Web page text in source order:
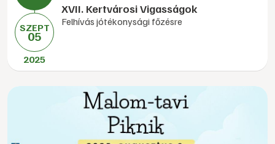
SZEPT
05
2025
XVII. Kertvárosi Vigasságok
Felhívás jótékonysági főzésre